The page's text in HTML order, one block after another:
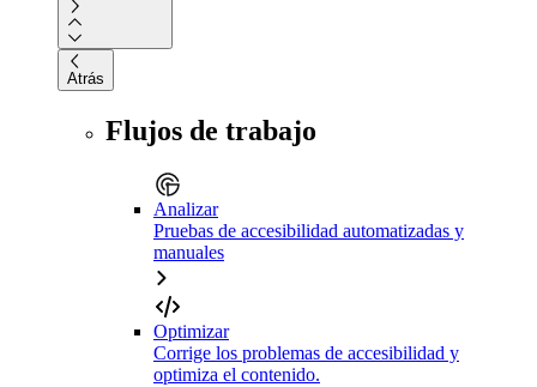
Atrás
Flujos de trabajo
Analizar
Pruebas de accesibilidad automatizadas y
manuales
Optimizar
Corrige los problemas de accesibilidad y
optimiza el contenido.